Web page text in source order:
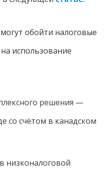
обойти налоговые
использование
решения —
со счётом в канадском
низконалоговой